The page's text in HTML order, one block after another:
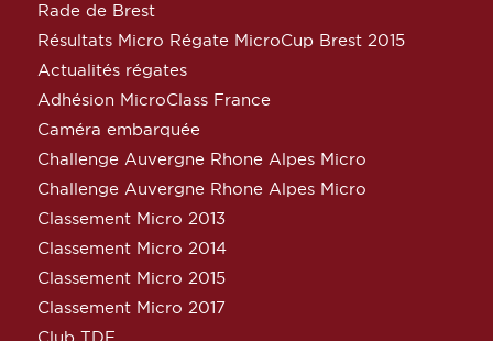
Rade de Brest
Résultats Micro Régate MicroCup Brest 2015
Actualités régates
Adhésion MicroClass France
Caméra embarquée
Challenge Auvergne Rhone Alpes Micro
Challenge Auvergne Rhone Alpes Micro
Classement Micro 2013
Classement Micro 2014
Classement Micro 2015
Classement Micro 2017